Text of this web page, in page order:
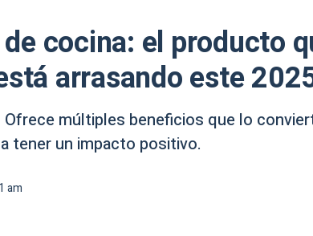
cocina: el producto
arrasando este
múltiples beneficios que lo
tener un impacto positivo.
am